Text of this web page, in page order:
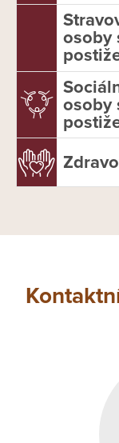
osoby
osoby